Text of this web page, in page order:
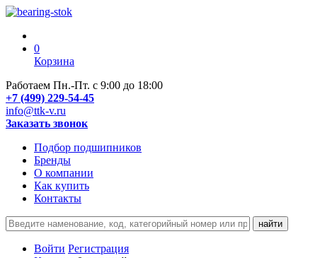
0
Корзина
Работаем Пн.-Пт. с 9:00 до 18:00
+7 (499) 229-54-45
info@ttk-v.ru
Заказать звонок
Подбор подшипников
Бренды
О компании
Как купить
Контакты
Войти Регистрация